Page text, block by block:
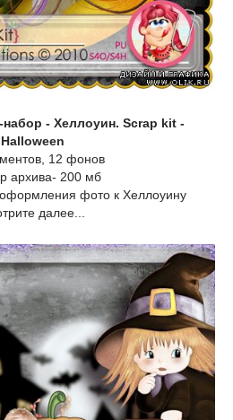
- Хеллоуин. Scrap kit -
Halloween
12 фонов
архива- 200 мб
фото к Хеллоуину
далее...